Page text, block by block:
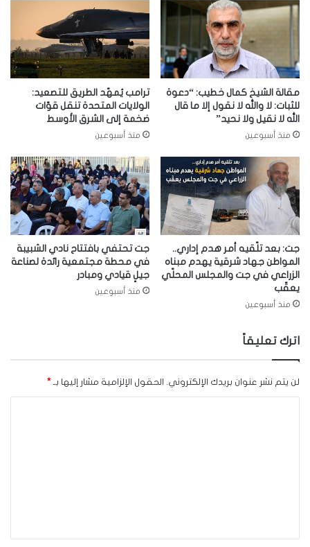
مقالة الشيخ كمال خطيب: “دعوة
للثبات: لا والله لا نقول إلا ما قال
الله لا نقيل ولا نحيد”
منذ أسبوعين
ترامب يُمهّد الطريق للتصعيد:
الولايات المتحدة تنقل قوّات
ضخمة إلى الشرق الأوسط
منذ أسبوعين
جت: بعد تلّقيه أمر هدم إداري..
المواطن جهاد شرقية يهدم مبناه
الزراعي في جت والمجلس المحلّي
يعقّب
منذ أسبوعين
جت تحتفي بافتتاح نادي الشبيبة
في محطة مجتمعية رائدة لصناعة
جيلٍ قيادي ومبادر
منذ أسبوعين
اترك تعليقاً
لن يتم نشر عنوان بريدك الإلكتروني. الحقول الإلزامية مشار إليها بـ *